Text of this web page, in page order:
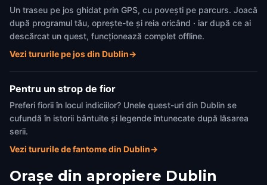
Un traseu pe jos ghidat prin GPS, cu povești pe parcurs. Joacă
după programul tău, oprește-te și reia oricând · iar după ce ai
descărcat un quest, funcționează complet offline.
Vezi tururile pe jos din Dublin→
Pentru un strop de fior
Preferi fiorii în locul indiciilor? Unele quest-uri din Dublin se
cufundă în istorii bântuite și legende întunecate după lăsarea
serii.
Vezi tururile de fantome din Dublin→
Orașe din apropiere Dublin